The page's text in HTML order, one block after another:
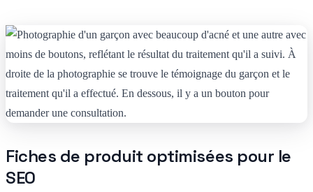
Fiches de produit optimisées pour le
SEO